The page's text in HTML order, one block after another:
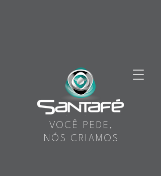
VOCÊ PEDE,
NÓS CRIAMOS